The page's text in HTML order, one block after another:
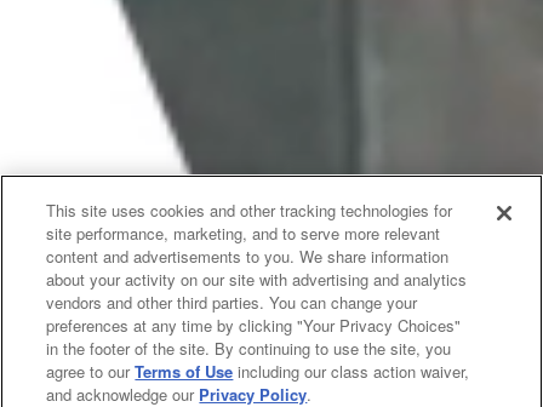
This site uses cookies and other tracking technologies for
site performance, marketing, and to serve more relevant
content and advertisements to you. We share information
about your activity on our site with advertising and analytics
vendors and other third parties. You can change your
preferences at any time by clicking "Your Privacy Choices"
in the footer of the site. By continuing to use the site, you
agree to ourTerms of Use including our class action waiver,
and acknowledge our Privacy Policy.